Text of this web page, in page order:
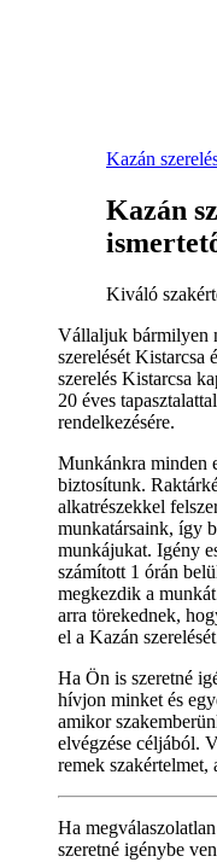
Kazán
Kazán
Kiváló
Vállaljuk bármilyen
szerelését Kistarcsa
szerelés Kistarcsa
20 éves
rendelkezésére.
Munkánkra minden
biztosítunk.
alkatrészekkel
munkatársaink, így
munkájukat. Igény
számított 1 órán
megkezdik a
arra törekednek,
el a Kazán
Ha Ön is szeretné
hívjon minket és
amikor
elvégzése céljából.
remek szakértelmet,
Ha
szeretné igénybe